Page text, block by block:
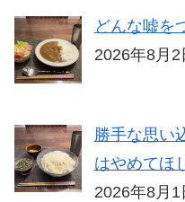
どんな嘘を
2026年8月2
勝手な思い
はやめてほ
2026年8月1